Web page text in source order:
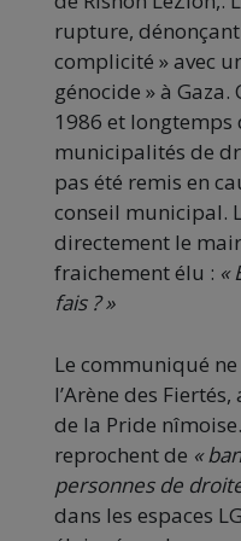
rupture,
complicité » avec
génocide » à
1986 et
municipalités de
pas été remis en
conseil municipal.
directement le
fraichement élu : «
fais ? »
Le communiqué
l’Arène des
de la Pride
reprochent de «
personnes de
dans les espaces